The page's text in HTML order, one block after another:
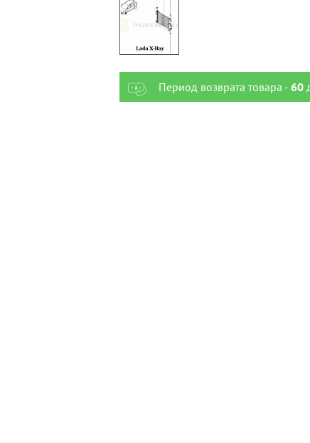
Период возврата товара - 60